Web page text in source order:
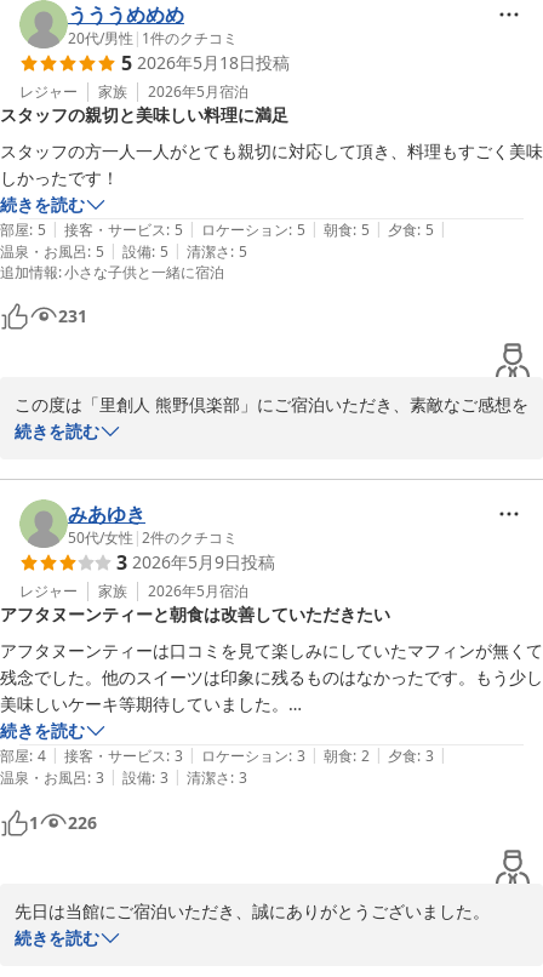
この度は、貴重なご意見と温かいご感想をお寄せいただき誠にあり
がとうございました。
またのご来館をスタッフ一同心よりお待ち申し上げております。あ
里創人 熊野倶楽部
2026-06-09
私たちは、お客様の大切なひとときを快適で特別なものにするた
め、心を込めてサービスを提供することを日々心掛けております。
その結果としてこのようなありがたいお言葉を頂戴できたことは、
スタッフにとって何よりの励みであり、大きな喜びです。
これからも、お客様によりご満足いただき、「また訪れたい」と思
っていただける宿となるよう、サービスの向上や細かな配慮を追求
し続けます。
またお会いできる日を楽しみにスタッフ一同お待ち申し上げており
里創人 熊野倶楽部
うううめめめ
20代/男性 | 1件のクチコミ
5 2026年5月18日投稿
レジャー 家族 2026年5月宿泊
スタッフの親切と美味しい料理に満足
スタッフの方一人一人がとても親切に対応して頂き、料理もすごく美味
しかったです！
続きを読む
部屋: 5 | 接客・サービス: 5 | ロケーション: 5 | 朝食: 5 | 夕食: 5 |
温泉・お風呂: 5 | 設備: 5 | 清潔さ: 5
追加情報:小さな子供と一緒に宿泊
231
この度は「里創人 熊野倶楽部」にご宿泊いただき、素敵なご感想を
お寄せいただき誠にありがとうございます。
「一人一人がとても親切に対応して頂き」とのお言葉、本当にあり
がとうございます。
私たちはお客様の旅が心地よいものとなるよう、笑顔と細やかな気
配りを心掛けております。喜んでいただけたことはスタッフ一同に
とって大きな励みとなります。
お料理について、熊野倶楽部では地元の食材を活かし、一品一品に
こだわりを持ってご提供しております。お食事が旅の楽しさをさら
に引き立てる一部となったこと、とても嬉しいです。
この度はご感想をいただき、誠にありがとうございました。
2026-05-18
続きを読む
みあゆき
50代/女性 |2件のクチコミ
3 2026年5月9日投稿
レジャー 家族 2026年5月宿泊
アフタヌーンティーと朝食は改善していただきたい
アフタヌーンティーは口コミを見て楽しみにしていたマフィンが無くて
残念でした。他のスイーツは印象に残るものはなかったです。もう少し
美味しいケーキ等期待していました。
大浴場は朝9時までで朝食、移動時間を考えると入れません。サウナに
入りたかったが残念でした。せめて9時半10時でも良いのかと。
1人10万越えの宿泊で朝食の内容が残念です。せめて夕食の穀雨で一人
づつ配膳したスタイルにしてはどうかと思います。オムレツを焼いてい
る方も不機嫌としか思えませんでした。
お酒が呑める人には良さそうですが、食事を期待して行く方には残念な
同じ県内から伺ったので何人か行かれたことがある方も「う～ん、普
通」と聞いていました。
続きを読む
部屋: 4 | 接客・サービス: 3 | ロケーション: 3 | 朝食: 2 | 夕食: 3 |
温泉・お風呂: 3 | 設備: 3 | 清潔さ: 3
1 226
先日は当館にご宿泊いただき、誠にありがとうございました。
続きを読む